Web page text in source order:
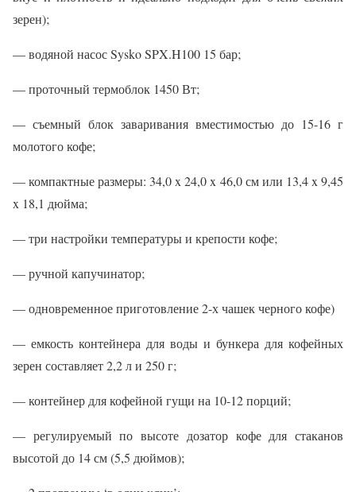
зерен);
— водяной насос Sysko SPX.H100 15 бар;
— проточный термоблок 1450 Вт;
— съемный блок заваривания вместимостью до 15-16 г
молотого кофе;
— компактные размеры: 34,0 x 24,0 x 46,0 см или 13,4 x 9,45
x 18,1 дюйма;
— три настройки температуры и крепости кофе;
— ручной капучинатор;
— одновременное приготовление 2-х чашек черного кофе)
— емкость контейнера для воды и бункера для кофейных
зерен составляет 2,2 л и 250 г;
— контейнер для кофейной гущи на 10-12 порций;
— регулируемый по высоте дозатор кофе для стаканов
высотой до 14 см (5,5 дюймов);